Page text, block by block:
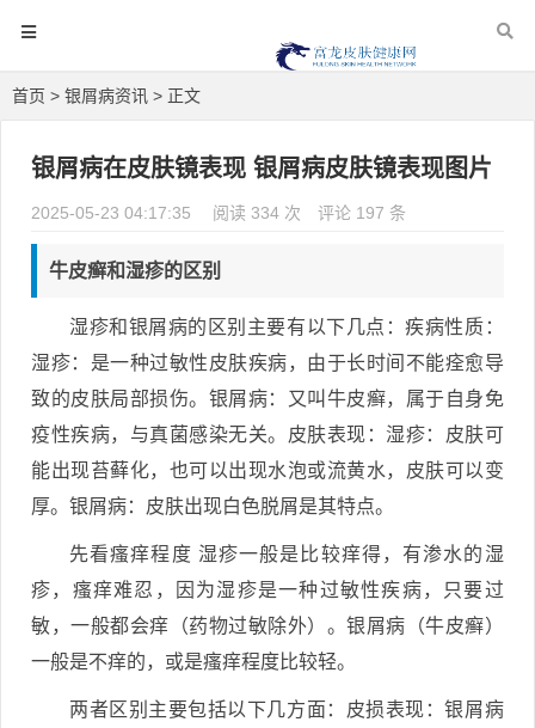
首页 > 银屑病资讯 > 正文
银屑病在皮肤镜表现 银屑病皮肤镜表现图片
2025-05-23 04:17:35 阅读 334 次 评论 197 条
牛皮癣和湿疹的区别
湿疹和银屑病的区别主要有以下几点：疾病性质：
湿疹：是一种过敏性皮肤疾病，由于长时间不能痊愈导
致的皮肤局部损伤。银屑病：又叫牛皮癣，属于自身免
疫性疾病，与真菌感染无关。皮肤表现：湿疹：皮肤可
能出现苔藓化，也可以出现水泡或流黄水，皮肤可以变
厚。银屑病：皮肤出现白色脱屑是其特点。
先看瘙痒程度 湿疹一般是比较痒得，有渗水的湿
疹，瘙痒难忍，因为湿疹是一种过敏性疾病，只要过
敏，一般都会痒（药物过敏除外）。银屑病（牛皮癣）
一般是不痒的，或是瘙痒程度比较轻。
两者区别主要包括以下几方面：皮损表现：银屑病